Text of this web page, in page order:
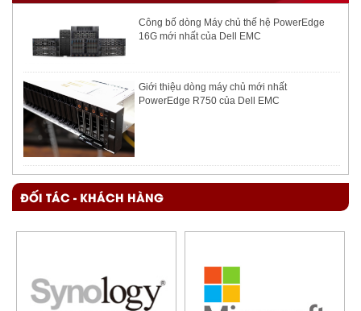
Công bố dòng Máy chủ thế hệ PowerEdge
16G mới nhất của Dell EMC
Giới thiệu dòng máy chủ mới nhất
PowerEdge R750 của Dell EMC
ĐỐI TÁC - KHÁCH HÀNG